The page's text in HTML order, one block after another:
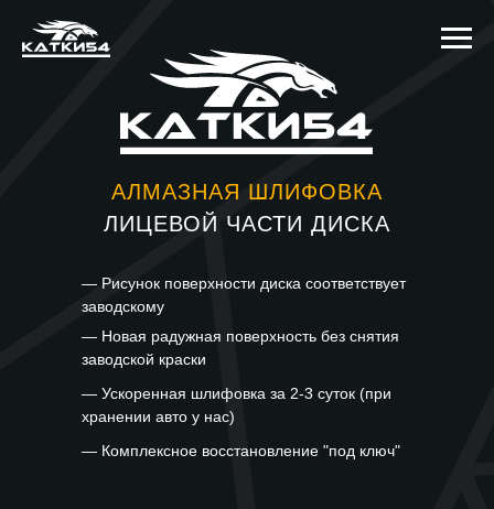
АЛМАЗНАЯ ШЛИФОВКА
ЛИЦЕВОЙ ЧАСТИ ДИСКА
— Рисунок поверхности диска соответствует
заводскому
— Новая радужная поверхность без снятия
заводской краски
— Комплексное восстановление "под ключ"
— Ускоренная шлифовка за 2-3 суток (при
хранении авто у нас)